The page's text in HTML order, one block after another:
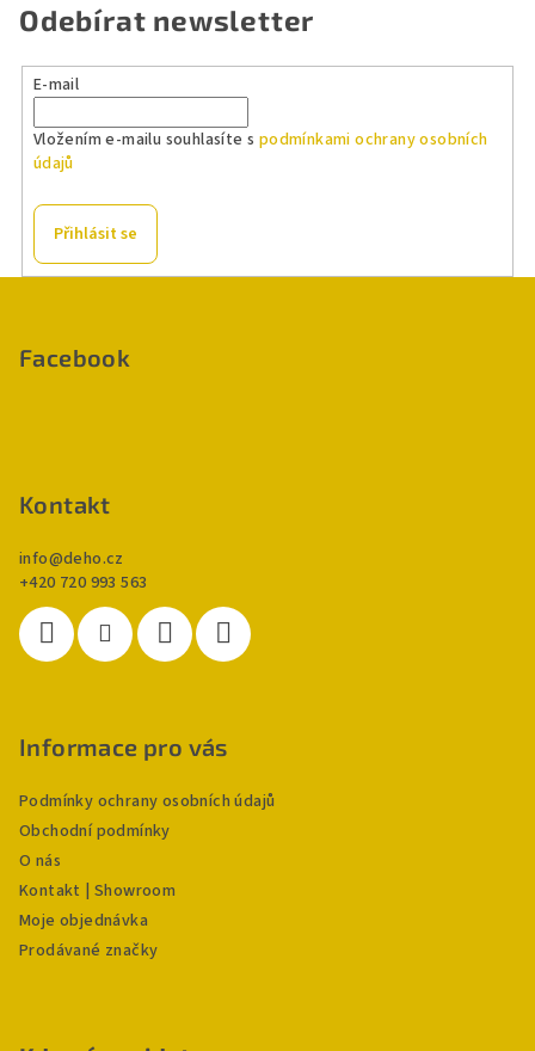
Odebírat newsletter
E-mail
Vložením e-mailu souhlasíte s podmínkami ochrany osobních
údajů
Přihlásit se
Facebook
Kontakt
info@deho.cz
+420 720 993 563
Informace pro vás
Podmínky ochrany osobních údajů
Obchodní podmínky
O nás
Kontakt | Showroom
Moje objednávka
Prodávané značky